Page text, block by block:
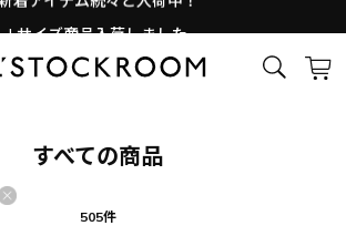
新着アイテム続々と入荷中！
すべての商品
505件